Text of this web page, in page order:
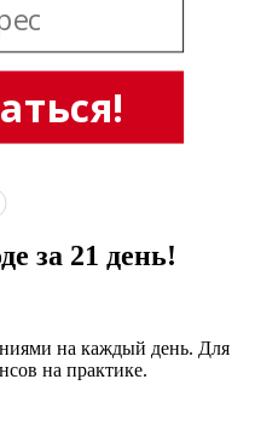
за 21 день!
на каждый день. Для
на практике.